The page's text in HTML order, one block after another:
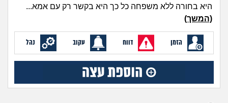
מה שעובר עליי
שומרים על הגוף
פיננסי וכלכלה
בין הסדינים
היא בחורה ללא משפחה כל כך היא בקשר רק עם אמא...
(המשך)
הזמן דווח עקוב נהל